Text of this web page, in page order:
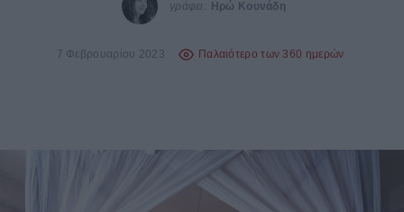
γράφει: Ηρώ Κουνάδη
7 Φεβρουαρίου 2023 Παλαιότερο των 360 ημερών